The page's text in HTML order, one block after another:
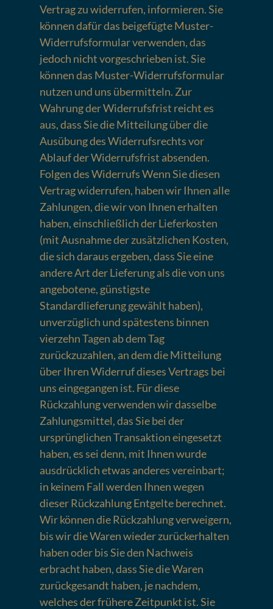
Vertrag zu widerrufen, informieren. Sie
können dafür das beigefügte Muster-
Widerrufsformular verwenden, das
jedoch nicht vorgeschrieben ist. Sie
können das Muster-Widerrufsformular
nutzen und uns übermitteln. Zur
Wahrung der Widerrufsfrist reicht es
aus, dass Sie die Mitteilung über die
Ausübung des Widerrufsrechts vor
Ablauf der Widerrufsfrist absenden.
Folgen des Widerrufs Wenn Sie diesen
Vertrag widerrufen, haben wir Ihnen alle
Zahlungen, die wir von Ihnen erhalten
haben, einschließlich der Lieferkosten
(mit Ausnahme der zusätzlichen Kosten,
die sich daraus ergeben, dass Sie eine
andere Art der Lieferung als die von uns
angebotene, günstigste
Standardlieferung gewählt haben),
unverzüglich und spätestens binnen
vierzehn Tagen ab dem Tag
zurückzuzahlen, an dem die Mitteilung
über Ihren Widerruf dieses Vertrags bei
uns eingegangen ist. Für diese
Rückzahlung verwenden wir dasselbe
Zahlungsmittel, das Sie bei der
ursprünglichen Transaktion eingesetzt
haben, es sei denn, mit Ihnen wurde
ausdrücklich etwas anderes vereinbart;
in keinem Fall werden Ihnen wegen
dieser Rückzahlung Entgelte berechnet.
Wir können die Rückzahlung verweigern,
bis wir die Waren wieder zurückerhalten
haben oder bis Sie den Nachweis
erbracht haben, dass Sie die Waren
zurückgesandt haben, je nachdem,
welches der frühere Zeitpunkt ist. Sie